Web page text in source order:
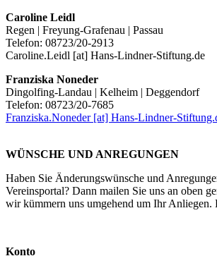
Caroline Leidl
Regen | Freyung-Grafenau | Passau
Telefon: 08723/20-2913
Caroline.Leidl [at] Hans-Lindner-Stiftung.de
Franziska Noneder
Dingolfing-Landau | Kelheim | Deggendorf
Telefon: 08723/20-7685
Franziska.Noneder [at] Hans-Lindner-
WÜNSCHE UND ANREGUNGEN
Haben Sie Änderungswünsche und
Vereinsportal? Dann mailen Sie uns an oben
wir kümmern uns umgehend um Ihr Anliegen.
Konto